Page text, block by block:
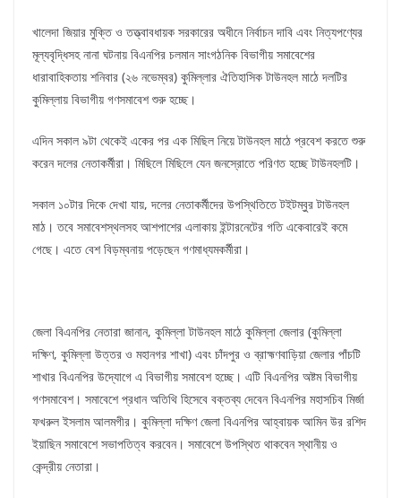
খালেদা জিয়ার মুক্তি ও তত্ত্বাবধায়ক সরকারের অধীনে নির্বাচন দাবি এবং নিত্যপণ্যের
মূল্যবৃদ্ধিসহ নানা ঘটনায় বিএনপির চলমান সাংগঠনিক বিভাগীয় সমাবেশের
ধারাবাহিকতায় শনিবার (২৬ নভেম্বর) কুমিল্লার ঐতিহাসিক টাউনহল মাঠে দলটির
কুমিল্লায় বিভাগীয় গণসমাবেশ শুরু হচ্ছে।
এদিন সকাল ৯টা থেকেই একের পর এক মিছিল নিয়ে টাউনহল মাঠে প্রবেশ করতে শুরু
করেন দলের নেতাকর্মীরা। মিছিলে মিছিলে যেন জনস্রোতে পরিণত হচ্ছে টাউনহলটি।
সকাল ১০টার দিকে দেখা যায়, দলের নেতাকর্মীদের উপস্থিতিতে টইটম্বুর টাউনহল
মাঠ। তবে সমাবেশস্থলসহ আশপাশের এলাকায় ইন্টারনেটের গতি একেবারেই কমে
গেছে। এতে বেশ বিড়ম্বনায় পড়েছেন গণমাধ্যমকর্মীরা।
জেলা বিএনপির নেতারা জানান, কুমিল্লা টাউনহল মাঠে কুমিল্লা জেলার (কুমিল্লা
দক্ষিণ, কুমিল্লা উত্তর ও মহানগর শাখা) এবং চাঁদপুর ও ব্রাহ্মণবাড়িয়া জেলার পাঁচটি
শাখার বিএনপির উদ্যোগে এ বিভাগীয় সমাবেশ হচ্ছে। এটি বিএনপির অষ্টম বিভাগীয়
গণসমাবেশ। সমাবেশে প্রধান অতিথি হিসেবে বক্তব্য দেবেন বিএনপির মহাসচিব মির্জা
ফখরুল ইসলাম আলমগীর। কুমিল্লা দক্ষিণ জেলা বিএনপির আহ্বায়ক আমিন উর রশিদ
ইয়াছিন সমাবেশে সভাপতিত্ব করবেন। সমাবেশে উপস্থিত থাকবেন স্থানীয় ও
কেন্দ্রীয় নেতারা।